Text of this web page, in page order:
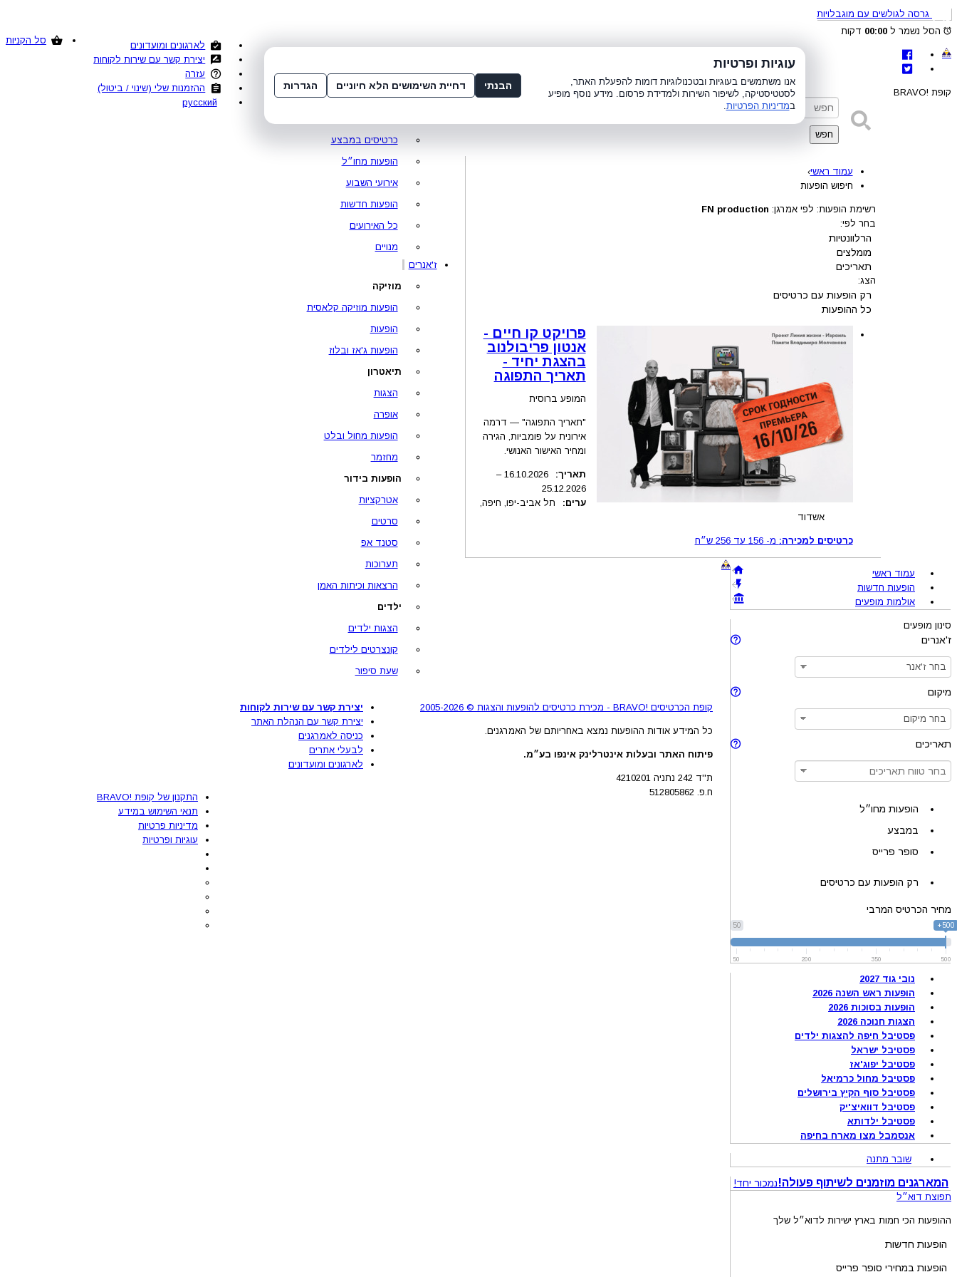
גרסה לגולשים עם מוגבלויות
סל הקניות
הסל נשמר ל 00:00 דקות
קופת !BRAVO
עמוד ראשי
סופר פרייס
כרטיסים במבצע
הופעות מחו״ל
אירועי השבוע
הופעות חדשות
כל האירועים
מנויים
ז'אנרים
מוזיקה
הופעות מוזיקה קלאסית
הופעות
הופעות ג'אז ובלוז
תיאטרון
הצגות
אופרה
הופעות מחול ובלט
מחזמר
הופעות בידור
אטרקציות
סרטים
סטנד אפ
תערוכות
הרצאות וכיתות האמן
ילדים
הצגות ילדים
קונצרטים לילדים
שעת סיפור
לארגונים ומועדונים
יצירת קשר עם שירות לקוחות
עזרה
ההזמנות שלי (שינוי / ביטול)
русский
חפש
עמוד ראשי›
חיפוש הופעות
רשימת הופעות: לפי אמרגן: FN production
בחר לפי:
הרלוונטיות
מומלצים
תאריכים
הצג:
רק הופעות עם כרטיסים
כל ההופעות
פרויקט קו חיים -
אנטון פריבולנוב
בהצגת יחיד -
תאריך התפוגה
המופע ברוסית
"תאריך התפוגה" — דרמה
אירונית על פומביות, הגירה
ומחיר האישור האנושי.
תאריך: 16.10.2026
–
25.12.2026
ערים:
תל אביב-יפו, חיפה,
אשדוד
כרטיסים למכירה: מ-156 עד256 ש״ח
עמוד ראשי
הופעות חדשות
אולמות מופעים
סינון מופעים
ז'אנרים
מיקום
תאריכים
הופעות מחו״ל
במבצע
סופר פרייס
רק הופעות עם כרטיסים
מחיר הכרטיס המרבי
50 500+
50 200 350 500
נובי גוד 2027
הופעות ראש השנה 2026
הופעות בסוכות 2026
הצגות חנוכה 2026
פסטיבל חיפה להצגות ילדים
פסטיבל ישראל
פסטיבל יפוג'אז
פסטיבל מחול כרמיאל
פסטיבל סוף הקיץ בירושלים
פסטיבל דוואיצ'יק
פסטיבל ילדותא
אנסמבל מצו מארח בחיפה
שובר מתנה
המארגנים מוזמנים לשיתוף פעולה!נמכור יחד!
תפוצת דוא״ל
ההופעות הכי חמות בארץ ישירות לדוא״ל שלך
הופעות חדשות
הופעות במחירי סופר פרייס
קופת הכרטיסים !BRAVO - מכירת כרטיסים להופעות והצגות © 2005-2026
כל המידע אודות ההופעות נמצא באחריותם של האמרגנים.
פיתוח האתר ובעלות אינטרלינק אינפו בע״מ.
ת''ד 242 נתניה 4210201
ח.פ. 512805862
יצירת קשר עם שירות לקוחות
יצירת קשר עם הנהלת האתר
כניסה לאמרגנים
לבעלי אתרים
לארגונים ומועדונים
התקנון של קופת !BRAVO
תנאי השימוש במידע
מדיניות פרטיות
עוגיות ופרטיות
עוגיות ופרטיות
אנו משתמשים בעוגיות ובטכנולוגיות דומות להפעלת האתר,
לסטטיסטיקה, לשיפור השירות ולמדידת פרסום. מידע נוסף מופיע
במדיניות הפרטיות.
הבנתי דחיית השימושים הלא חיוניים הגדרות